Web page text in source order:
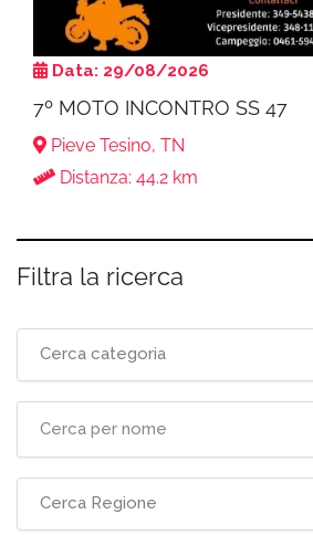
Data: 29/08/2026
7º MOTO INCONTRO SS 47
Pieve Tesino, TN
Distanza: 44.2 km
Filtra la ricerca
Cerca categoria
Cerca Regione